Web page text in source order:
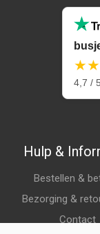
4,7 /
Hulp &
Bestellen &
Bezorging &
Contact